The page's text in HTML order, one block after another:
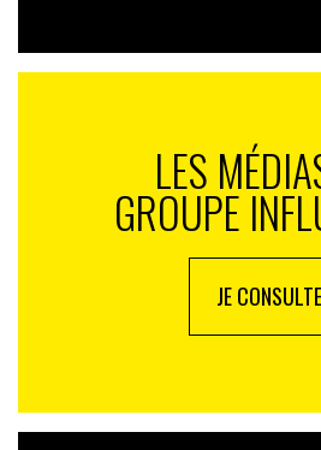
LES
GROUPE
JE CONSULTE